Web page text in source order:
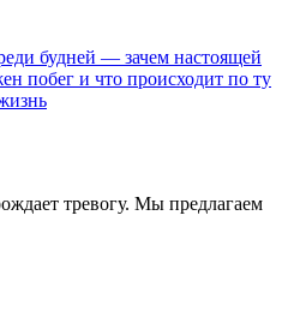
будней — зачем настоящей
побег и что происходит по ту
тревогу. Мы предлагаем